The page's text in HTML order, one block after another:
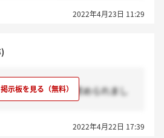
2022年4月23日 11:29
上を映すことを求められまし
2022年4月22日 17:39